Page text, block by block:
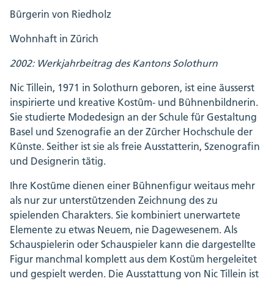
Bürgerin von Riedholz
Wohnhaft in Zürich
2002: Werkjahrbeitrag des Kantons Solothurn
Nic Tillein, 1971 in Solothurn geboren, ist eine äusserst
inspirierte und kreative Kostüm- und Bühnenbildnerin.
Sie studierte Modedesign an der Schule für Gestaltung
Basel und Szenografie an der Zürcher Hochschule der
Künste. Seither ist sie als freie Ausstatterin, Szenografin
und Designerin tätig.
Ihre Kostüme dienen einer Bühnenfigur weitaus mehr
als nur zur unterstützenden Zeichnung des zu
spielenden Charakters. Sie kombiniert unerwartete
Elemente zu etwas Neuem, nie Dagewesenem. Als
Schauspielerin oder Schauspieler kann die dargestellte
Figur manchmal komplett aus dem Kostüm hergeleitet
und gespielt werden. Die Ausstattung von Nic Tillein ist